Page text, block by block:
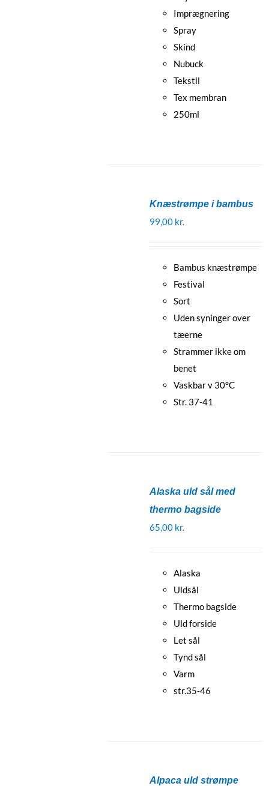
Imprægnering
Spray
Skind
Nubuck
Tekstil
Tex membran
250ml
Knæstrømpe i bambus
99,00 kr.
Bambus knæstrømpe
Festival
Sort
Uden syninger over
tæerne
Strammer ikke om
benet
Vaskbar v 30°C
Str. 37-41
Alaska uld sål med
thermo bagside
65,00 kr.
Alaska
Uldsål
Thermo bagside
Uld forside
Let sål
Tynd sål
Varm
str.35-46
Alpaca uld strømpe